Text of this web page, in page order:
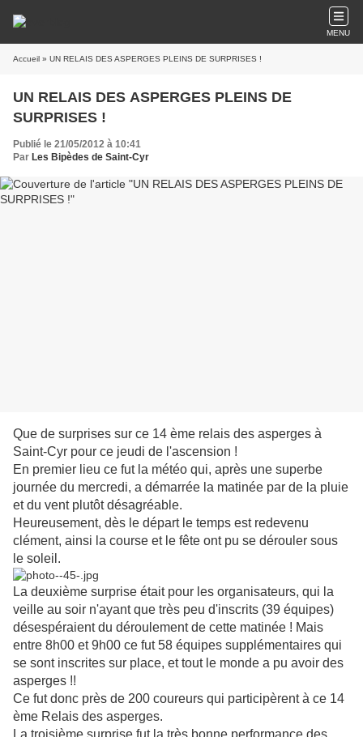
MENU
Accueil » UN RELAIS DES ASPERGES PLEINS DE SURPRISES !
UN RELAIS DES ASPERGES PLEINS DE
SURPRISES !
Publié le 21/05/2012 à 10:41
Par Les Bipèdes de Saint-Cyr
Que de surprises sur ce 14 ème relais des asperges à
Saint-Cyr pour ce jeudi de l'ascension !
En premier lieu ce fut la météo qui, après une superbe
journée du mercredi, a démarrée la matinée par de la pluie
et du vent plutôt désagréable.
Heureusement, dès le départ le temps est redevenu
clément, ainsi la course et le fête ont pu se dérouler sous
le soleil.
La deuxième surprise était pour les organisateurs, qui la
veille au soir n'ayant que très peu d'inscrits (39 équipes)
désespéraient du déroulement de cette matinée ! Mais
entre 8h00 et 9h00 ce fut 58 équipes supplémentaires qui
se sont inscrites sur place, et tout le monde a pu avoir des
asperges !!
Ce fut donc près de 200 coureurs qui participèrent à ce 14
ème Relais des asperges.